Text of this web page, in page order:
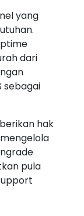
yang
dari
sebagai
hak
pula